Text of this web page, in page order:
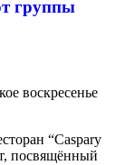
группы
воскресенье
“Caspary
посвящённый